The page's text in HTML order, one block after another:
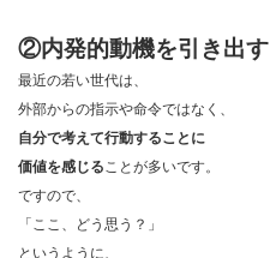
②内発的動機を引き出す
最近の若い世代は、
外部からの指示や命令ではなく、
自分で考えて行動することに
価値を感じる ことが多いです。
ですので、
「ここ、どう思う？」
というように、